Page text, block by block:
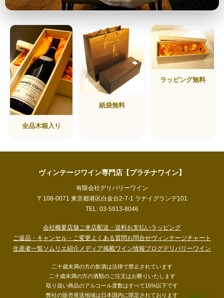
全品木箱入り
紙袋無料
ラッピング無料
ヴィンテージワイン専門店【プラチナワイン】
有限会社デリバリーワイン
〒108-0071 東京都港区白金台2-7-1 ラナイグランデ101
TEL: 03-5913-8046
会社概要店舗ご来店配送・送料お支払いラッピング
ご返品・キャンセル・ご変更よくある質問お問合せヴィンテージチャート
生産者一覧ソムリエ紹介メディア掲載ワイン情報ブログデリバリーワイン
二十歳未満の方の飲酒は法律で禁止されています
二十歳未満の方の酒類のご注文はお断りいたします
取り扱い商品のアルコール度数はすべて15%以下です
弊社の販売発送地域は日本国内に限定されております